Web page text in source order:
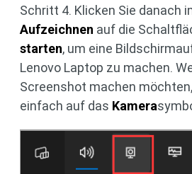
Schritt 4. Klicken Sie danach
Aufzeichnen auf die
starten, um eine
Lenovo Laptop zu machen.
Screenshot machen
einfach auf das Kamera